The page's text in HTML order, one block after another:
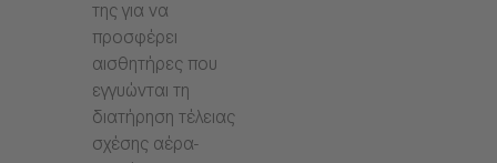
της για να
προσφέρει
αισθητήρες που
εγγυώνται τη
διατήρηση τέλειας
σχέσης αέρα-